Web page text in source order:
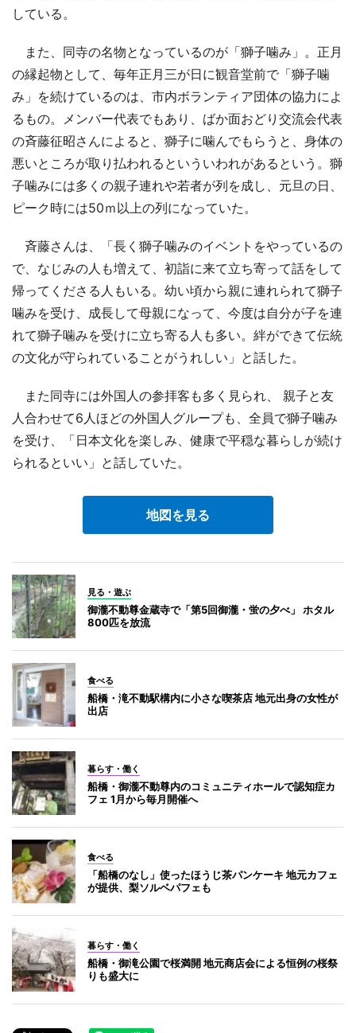
している。
また、同寺の名物となっているのが「獅子噛み」。正月
の縁起物として、毎年正月三が日に観音堂前で「獅子噛
み」を続けているのは、市内ボランティア団体の協力によ
るもの。メンバー代表でもあり、ばか面おどり交流会代表
の斉藤征昭さんによると、獅子に噛んでもらうと、身体の
悪いところが取り払われるといういわれがあるという。獅
子噛みには多くの親子連れや若者が列を成し、元旦の日、
ピーク時には50ｍ以上の列になっていた。
斉藤さんは、「長く獅子噛みのイベントをやっているの
で、なじみの人も増えて、初詣に来て立ち寄って話をして
帰ってくださる人もいる。幼い頃から親に連れられて獅子
噛みを受け、成長して母親になって、今度は自分が子を連
れて獅子噛みを受けに立ち寄る人も多い。絆ができて伝統
の文化が守られていることがうれしい」と話した。
また同寺には外国人の参拝客も多く見られ、 親子と友
人合わせて6人ほどの外国人グループも、全員で獅子噛み
を受け、「日本文化を楽しみ、健康で平穏な暮らしが続け
られるといい」と話していた。
地図を見る
見る・遊ぶ
御瀧不動尊金蔵寺で「第5回御瀧・蛍の夕べ」 ホタル
800匹を放流
食べる
船橋・滝不動駅構内に小さな喫茶店 地元出身の女性が
出店
暮らす・働く
船橋・御瀧不動尊内のコミュニティホールで認知症カ
フェ 1月から毎月開催へ
食べる
「船橋のなし」使ったほうじ茶パンケーキ 地元カフェ
が提供、梨ソルベパフェも
暮らす・働く
船橋・御滝公園で桜満開 地元商店会による恒例の桜祭
りも盛大に